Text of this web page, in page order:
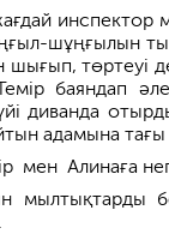
инспектор
шұңғылын
шығып, төртеуі
баяндап
диванда
адамына тағы
мен Алинаға
мылтықтарды